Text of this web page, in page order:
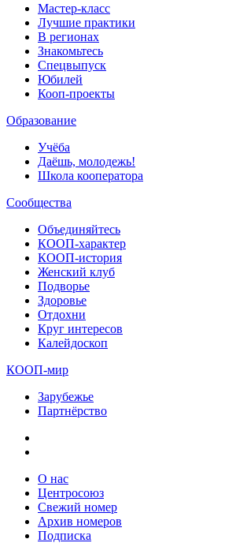
Мастер-класс
Лучшие практики
В регионах
Знакомьтесь
Спецвыпуск
Юбилей
Кооп-проекты
Образование
Учёба
Даёшь, молодежь!
Школа кооператора
Сообщества
Объединяйтесь
КООП-характер
КООП-история
Женский клуб
Подворье
Здоровье
Отдохни
Круг интересов
Калейдоскоп
КООП-мир
Зарубежье
Партнёрство
О нас
Центросоюз
Свежий номер
Архив номеров
Подписка